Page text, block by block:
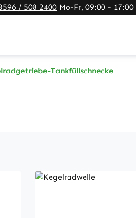
/ 508 2400 Mo-Fr, 09:00 - 17:00
Tankfüllschnecke